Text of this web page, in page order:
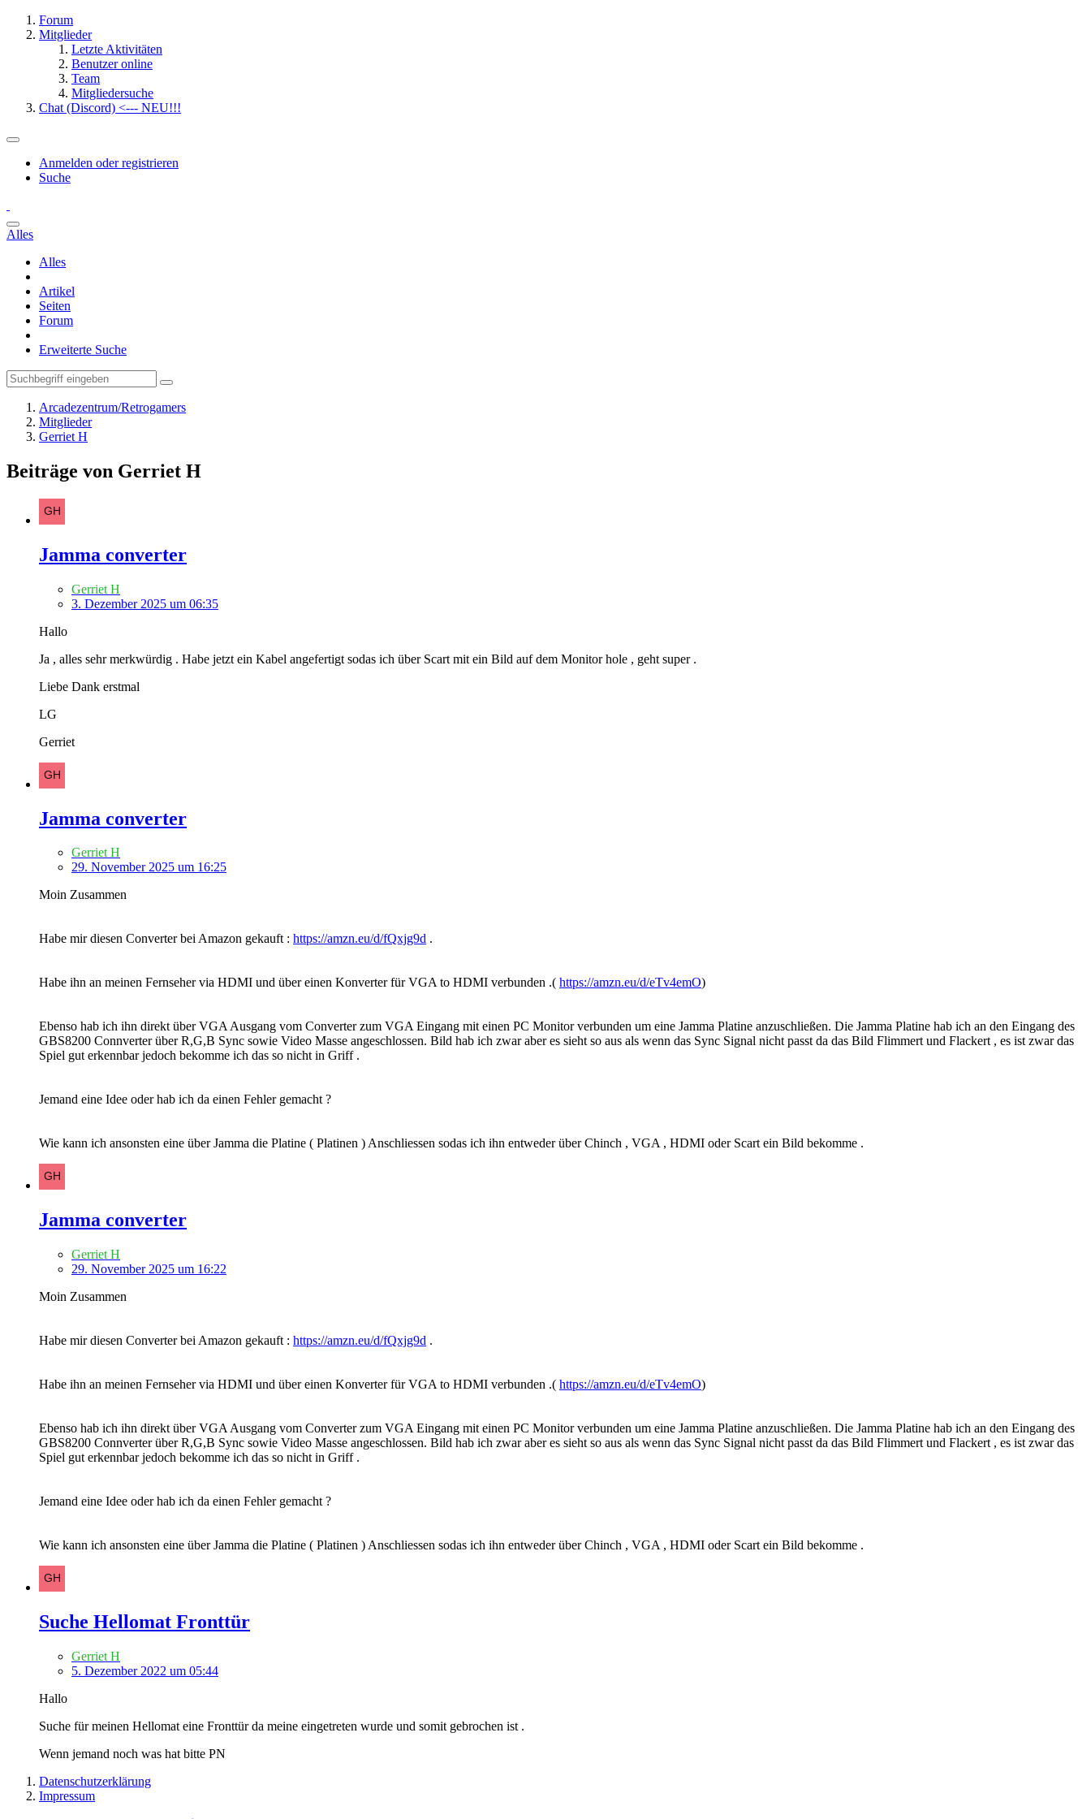
Forum
Mitglieder
Letzte Aktivitäten
Benutzer online
Team
Mitgliedersuche
Chat (Discord) <--- NEU!!!
Anmelden oder registrieren
Suche
Alles
Alles
Artikel
Seiten
Forum
Erweiterte Suche
Arcadezentrum/Retrogamers
Mitglieder
Gerriet H
Beiträge von Gerriet H
Jamma converter
Gerriet H
3. Dezember 2025 um 06:35
Hallo
Ja , alles sehr merkwürdig . Habe jetzt ein Kabel angefertigt sodas ich über Scart mit ein Bild auf dem Monitor hole , geht super .
Liebe Dank erstmal
LG
Gerriet
Jamma converter
Gerriet H
29. November 2025 um 16:25
Moin Zusammen
Habe mir diesen Converter bei Amazon gekauft : https://amzn.eu/d/fQxjg9d .
Habe ihn an meinen Fernseher via HDMI und über einen Konverter für VGA to HDMI verbunden .( https://amzn.eu/d/eTv4emO)
Ebenso hab ich ihn direkt über VGA Ausgang vom Converter zum VGA Eingang mit einen PC Monitor verbunden um eine Jamma Platine anzuschließen. Die Jamma Platine hab ich an den Eingang des
GBS8200 Connverter über R,G,B Sync sowie Video Masse angeschlossen. Bild hab ich zwar aber es sieht so aus als wenn das Sync Signal nicht passt da das Bild Flimmert und Flackert , es ist zwar das
Spiel gut erkennbar jedoch bekomme ich das so nicht in Griff .
Jemand eine Idee oder hab ich da einen Fehler gemacht ?
Wie kann ich ansonsten eine über Jamma die Platine ( Platinen ) Anschliessen sodas ich ihn entweder über Chinch , VGA , HDMI oder Scart ein Bild bekomme .
Jamma converter
Gerriet H
29. November 2025 um 16:22
Moin Zusammen
Habe mir diesen Converter bei Amazon gekauft : https://amzn.eu/d/fQxjg9d .
Habe ihn an meinen Fernseher via HDMI und über einen Konverter für VGA to HDMI verbunden .( https://amzn.eu/d/eTv4emO)
Ebenso hab ich ihn direkt über VGA Ausgang vom Converter zum VGA Eingang mit einen PC Monitor verbunden um eine Jamma Platine anzuschließen. Die Jamma Platine hab ich an den Eingang des
GBS8200 Connverter über R,G,B Sync sowie Video Masse angeschlossen. Bild hab ich zwar aber es sieht so aus als wenn das Sync Signal nicht passt da das Bild Flimmert und Flackert , es ist zwar das
Spiel gut erkennbar jedoch bekomme ich das so nicht in Griff .
Jemand eine Idee oder hab ich da einen Fehler gemacht ?
Wie kann ich ansonsten eine über Jamma die Platine ( Platinen ) Anschliessen sodas ich ihn entweder über Chinch , VGA , HDMI oder Scart ein Bild bekomme .
Suche Hellomat Fronttür
Gerriet H
5. Dezember 2022 um 05:44
Hallo
Suche für meinen Hellomat eine Fronttür da meine eingetreten wurde und somit gebrochen ist .
Wenn jemand noch was hat bitte PN
Datenschutzerklärung
Impressum